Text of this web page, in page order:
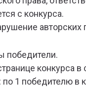
с конкурса.
победители.
конкурса
1 победителю в